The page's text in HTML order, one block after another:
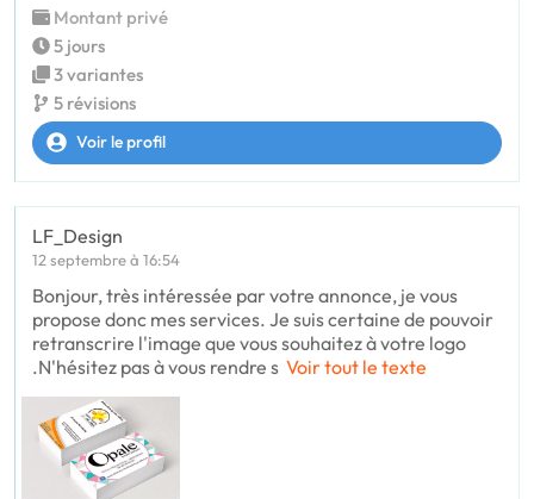
Montant privé
5 jours
3 variantes
5 révisions
Voir le profil
LF_Design
12 septembre à 16:54
Bonjour, très intéressée par votre annonce, je vous
propose donc mes services. Je suis certaine de pouvoir
retranscrire l'image que vous souhaitez à votre logo
.N'hésitez pas à vous rendre s Voir tout le texte